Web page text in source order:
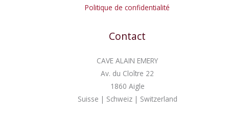
Politique de confidentialité
Contact
CAVE ALAIN EMERY
Av. du Cloître 22
1860 Aigle
Suisse | Schweiz | Switzerland